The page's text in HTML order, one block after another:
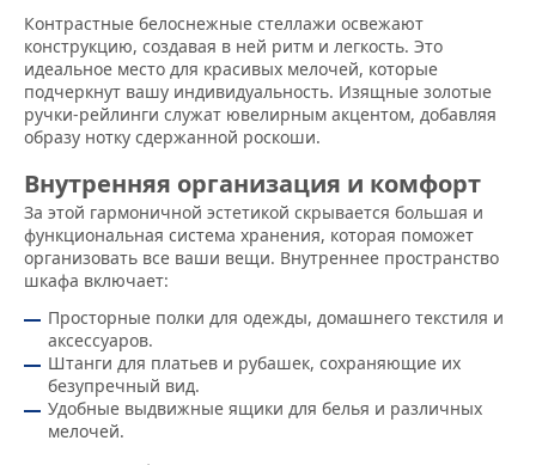
Контрастные белоснежные стеллажи освежают
конструкцию, создавая в ней ритм и легкость. Это
идеальное место для красивых мелочей, которые
подчеркнут вашу индивидуальность. Изящные золотые
ручки-рейлинги служат ювелирным акцентом, добавляя
образу нотку сдержанной роскоши.
Внутренняя организация и комфорт
За этой гармоничной эстетикой скрывается большая и
функциональная система хранения, которая поможет
организовать все ваши вещи. Внутреннее пространство
шкафа включает:
Просторные полки для одежды, домашнего текстиля и
аксессуаров.
Штанги для платьев и рубашек, сохраняющие их
безупречный вид.
Удобные выдвижные ящики для белья и различных
мелочей.